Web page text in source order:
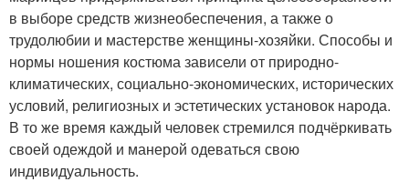
в выборе средств жизнеобеспечения, а также о
трудолюбии и мастерстве женщины-хозяйки. Способы и
нормы ношения костюма зависели от природно-
климатических, социально-экономических, исторических
условий, религиозных и эстетических установок народа.
В то же время каждый человек стремился подчёркивать
своей одеждой и манерой одеваться свою
индивидуальность.